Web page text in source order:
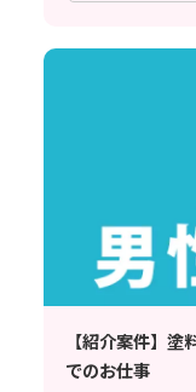
【紹介案件】
でのお仕事